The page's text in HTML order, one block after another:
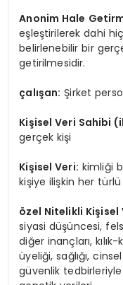
Anonim Hale
eşleştirilerek dahi
belirlenebilir bir
getirilmesidir.
çalışan: Şirket
Kişisel Veri Sahibi
gerçek kişi
Kişisel Veri: kimliği
kişiye ilişkin her türlü
özel Nitelikli Kişisel
siyasi düşüncesi,
diğer inançları,
üyeliği, sağlığı,
güvenlik